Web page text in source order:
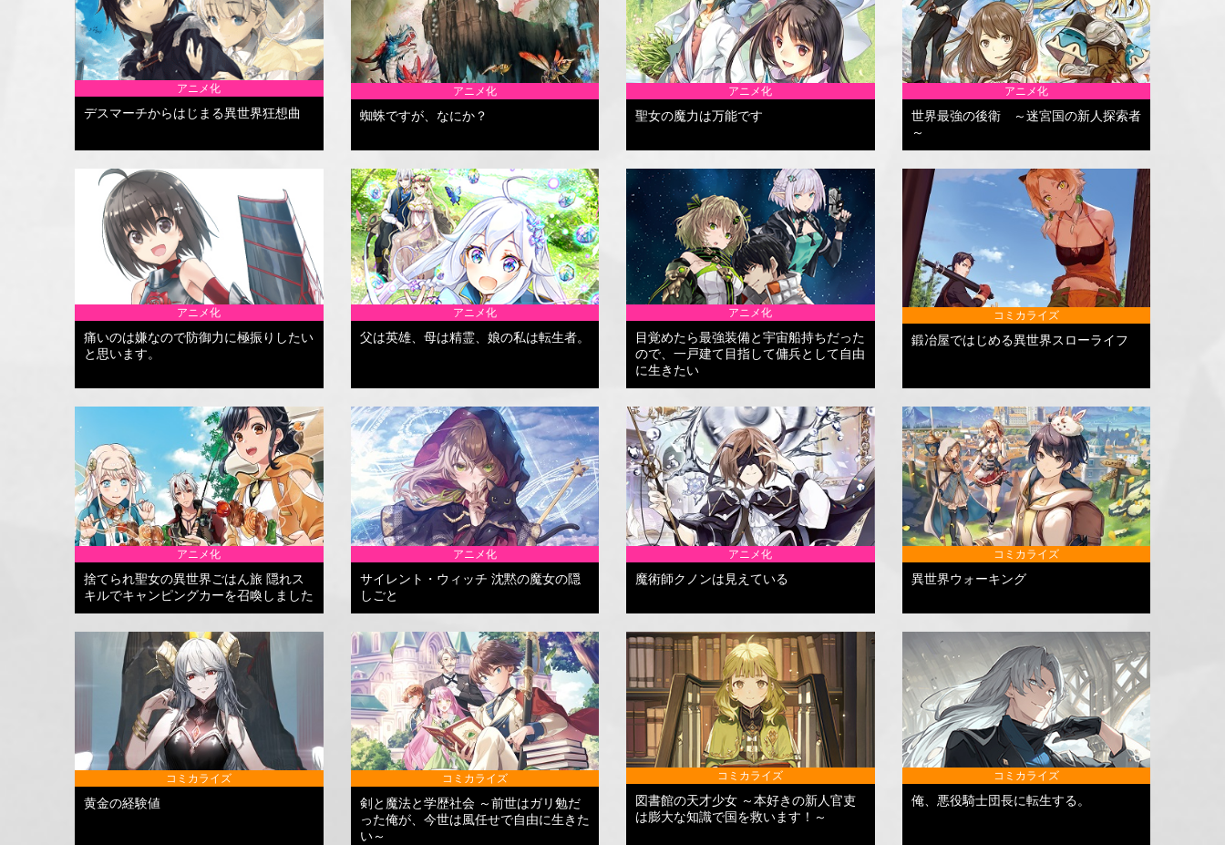
アニメ化
デスマーチからはじまる異世界狂想曲
アニメ化
蜘蛛ですが、なにか？
アニメ化
聖女の魔力は万能です
アニメ化
世界最強の後衛 ～迷宮国の新人探索者
～
アニメ化
痛いのは嫌なので防御力に極振りしたい
と思います。
アニメ化
父は英雄、母は精霊、娘の私は転生者。
アニメ化
目覚めたら最強装備と宇宙船持ちだった
ので、一戸建て目指して傭兵として自由
に生きたい
コミカライズ
鍛冶屋ではじめる異世界スローライフ
アニメ化
捨てられ聖女の異世界ごはん旅 隠れス
キルでキャンピングカーを召喚しました
アニメ化
サイレント・ウィッチ 沈黙の魔女の隠
しごと
アニメ化
魔術師クノンは見えている
コミカライズ
異世界ウォーキング
コミカライズ
黄金の経験値
コミカライズ
剣と魔法と学歴社会 ～前世はガリ勉だ
った俺が、今世は風任せで自由に生きた
い～
コミカライズ
図書館の天才少女 ～本好きの新人官吏
は膨大な知識で国を救います！～
コミカライズ
俺、悪役騎士団長に転生する。